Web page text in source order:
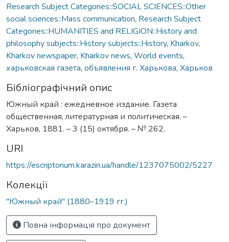
Research Subject Categories::SOCIAL SCIENCES::Other
social sciences::Mass communication, Research Subject
Categories::HUMANITIES and RELIGION::History and
philosophy subjects::History subjects::History, Kharkov,
Kharkov newspaper, Kharkov news, World events,
харьковская газета, объявления г. Харькова, Харьков
Бібліографічний опис
Южный край : ежедневное издание. Газета
общественная, литературная и политическая. –
Харьков, 1881. – 3 (15) октября. – № 262.
URI
https://escriptorium.karazin.ua/handle/1237075002/5227
Колекції
"Южный край" (1880–1919 гг.)
Повна інформація про документ